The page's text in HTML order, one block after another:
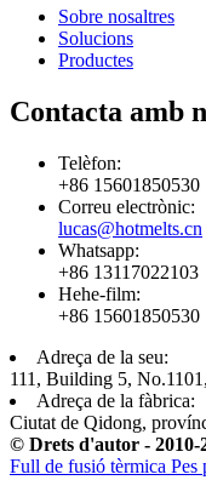
Sobre nosaltres
Solucions
Productes
Contacta amb
Telèfon:
+86 15601850530
Correu electrònic:
lucas@hotmelts.cn
Whatsapp:
+86 13117022103
Hehe-film:
+86 15601850530
Adreça de la seu:
111, Building 5,
Adreça de la fàbrica:
Ciutat de Qidong,
© Drets d'autor - 2010-
Full de fusió tèrmica Pes